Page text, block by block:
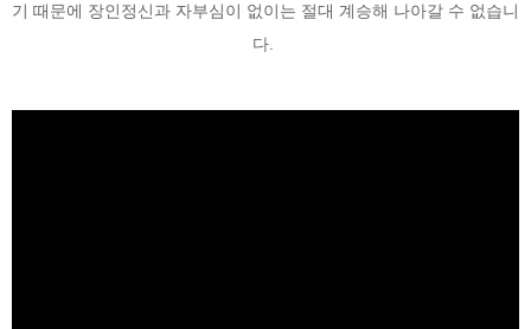
기 때문에 장인정신과 자부심이 없이는 절대 계승해 나아갈 수 없습니
다.